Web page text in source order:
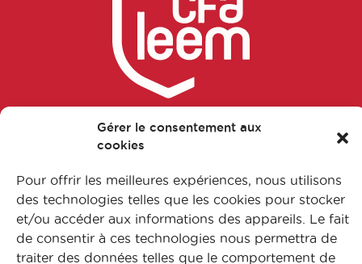
Gérer le consentement aux
cookies
Pour offrir les meilleures expériences, nous utilisons
des technologies telles que les cookies pour stocker
et/ou accéder aux informations des appareils. Le fait
de consentir à ces technologies nous permettra de
traiter des données telles que le comportement de
Chargé affaires réglementaires
Chargé affaires réglementaires
international
Chargé assurance qualité
Chargé assurance qualité en
Suivez-nous sur nos réseaux
FAQ
L’apprentissage